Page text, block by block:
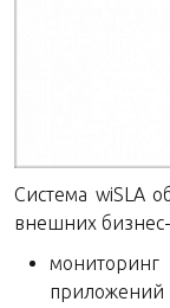
Система wiSLA
внешних